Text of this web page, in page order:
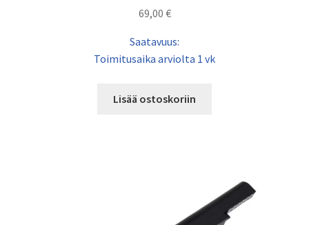
69,00 €
Saatavuus:
Toimitusaika arviolta 1 vk
Lisää ostoskoriin